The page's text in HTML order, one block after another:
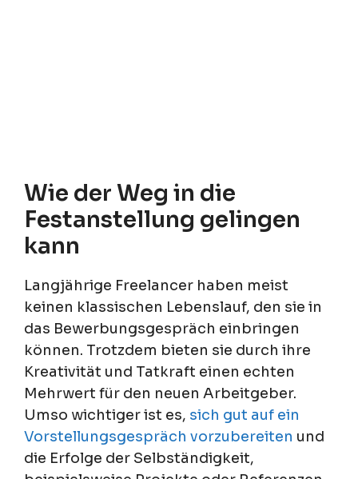
Wie der Weg in die
Festanstellung gelingen
kann
Langjährige Freelancer haben meist
keinen klassischen Lebenslauf, den sie in
das Bewerbungsgespräch einbringen
können. Trotzdem bieten sie durch ihre
Kreativität und Tatkraft einen echten
Mehrwert für den neuen Arbeitgeber.
Umso wichtiger ist es, sich gut auf ein
Vorstellungsgespräch vorzubereiten und
die Erfolge der Selbständigkeit,